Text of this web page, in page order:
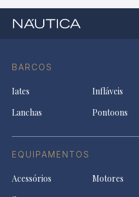
BARCOS
Iates Infláveis
Lanchas
Pontoons
EQUIPAMENTOS
Acessórios Motores